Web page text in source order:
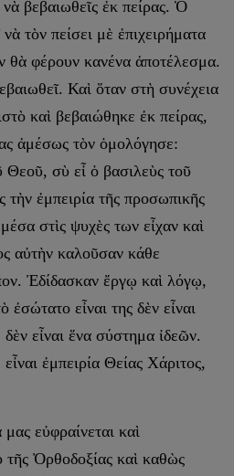
βεβαιωθεῖς ἐκ πείρας. Ὁ
τὸν πείσει μὲ ἐπιχειρήματα
θὰ φέρουν κανένα ἀποτέλεσμα.
Καὶ ὅταν στὴ συνέχεια
καὶ βεβαιώθηκε ἐκ πείρας,
ἀμέσως τὸν ὁμολόγησε:
Θεοῦ, σὺ εἶ ὁ βασιλεὺς τοῦ
ἐμπειρία τῆς προσωπικῆς
στὶς ψυχὲς των εἶχαν καὶ
αὐτὴν καλοῦσαν κάθε
Ἐδίδασκαν ἔργῳ καὶ λόγῳ,
ἐσώτατο εἶναι της δὲν εἶναι
εἶναι ἕνα σύστημα ἰδεῶν.
ἐμπειρία Θείας Χάριτος,
εὐφραίνεται καὶ
τῆς Ὀρθοδοξίας καὶ καθὼς